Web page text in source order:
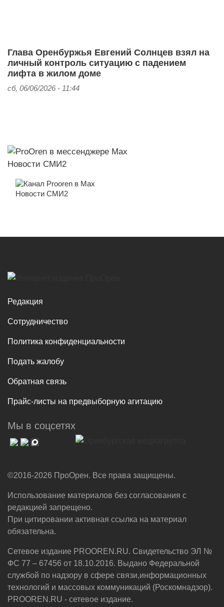
Глава Оренбуржья Евгений Солнцев взял на
личный контроль ситуацию с падением
лифта в жилом доме
сб, 06/06/2026 - 11:44
Новости СМИ2
Новости СМИ2
Редакция
Сотрудничество
Политика конфиденциальности
Подать жалобу
Обратная связь
Прайс-листы на предвыборную агитацию
Мы в соцсетях
©2016-2026 ПроОрен. Все права защищены.
Использование материалов без согласования с
редакцией запрещено.
При цитировании активная ссылка на материал
обязательна.
Сетевое издание PROOREN.RU. Свидетельство ЭЛ №
ФС 77 – 67456 от 18.10.2016. Выдано Федеральной
службой по надзору в сфере связи,информационных
технологий и массовых коммуникаций (Роскомнадзор).
PROOREN.RU - сетевое издание.